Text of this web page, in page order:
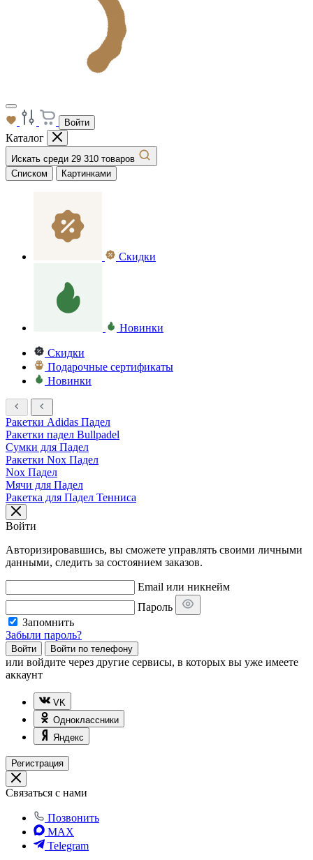
Войти
Каталог
Искать среди 29 310 товаров
Списком
Картинками
Скидки
Новинки
Скидки
Подарочные сертификаты
Новинки
Ракетки Adidas Падел
Ракетки падел Bullpadel
Сумки для Падел
Ракетки Nox Падел
Nox Падел
Мячи для Падел
Ракетка для Падел Тенниса
Войти
Авторизировавшись, вы сможете управлять своими личными
данными, следить за состоянием заказов.
Email или никнейм
Пароль
Запомнить
Забыли пароль?
Войти Войти по телефону
или войдите через другие сервисы, в которых вы уже имеете
аккаунт
VK
Одноклассники
Яндекс
Регистрация
Связаться с нами
Позвонить
MAX
Telegram